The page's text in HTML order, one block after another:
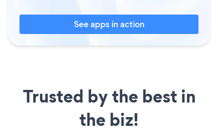
See apps in action
Trusted by the best in
the biz!